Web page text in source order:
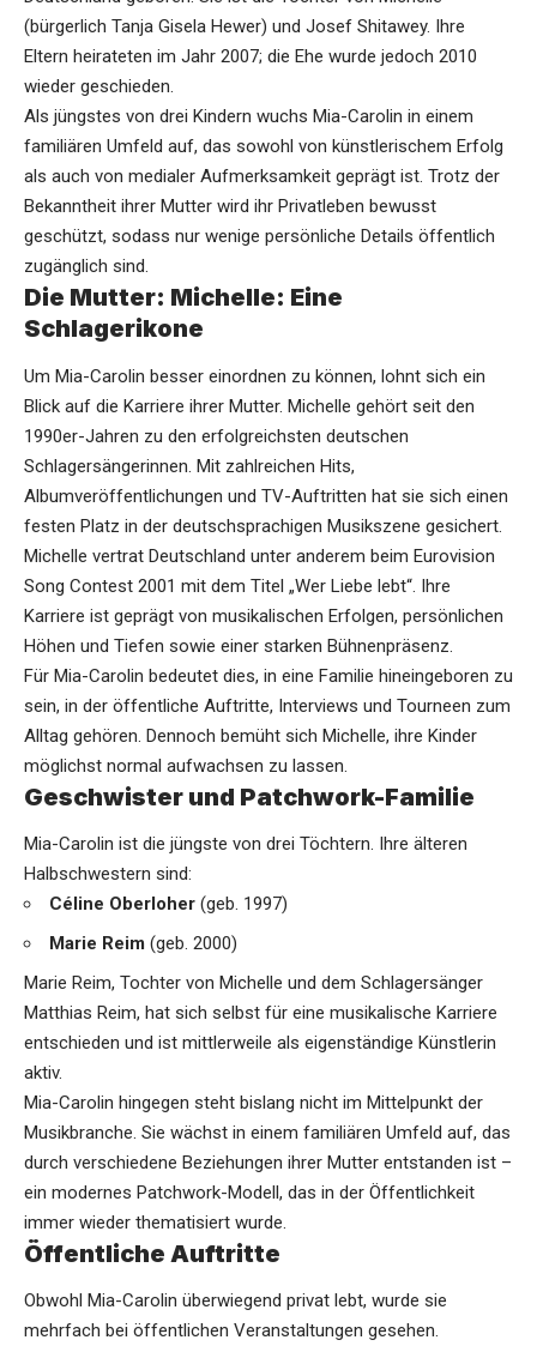
(bürgerlich Tanja Gisela Hewer) und Josef Shitawey. Ihre
Eltern heirateten im Jahr 2007; die Ehe wurde jedoch 2010
wieder geschieden.
Als jüngstes von drei Kindern wuchs Mia-Carolin in einem
familiären Umfeld auf, das sowohl von künstlerischem Erfolg
als auch von medialer Aufmerksamkeit geprägt ist. Trotz der
Bekanntheit ihrer Mutter wird ihr Privatleben bewusst
geschützt, sodass nur wenige persönliche Details öffentlich
zugänglich sind.
Die Mutter: Michelle: Eine
Schlagerikone
Um Mia-Carolin besser einordnen zu können, lohnt sich ein
Blick auf die Karriere ihrer Mutter. Michelle gehört seit den
1990er-Jahren zu den erfolgreichsten deutschen
Schlagersängerinnen. Mit zahlreichen Hits,
Albumveröffentlichungen und TV-Auftritten hat sie sich einen
festen Platz in der deutschsprachigen Musikszene gesichert.
Michelle vertrat Deutschland unter anderem beim Eurovision
Song Contest 2001 mit dem Titel „Wer Liebe lebt“. Ihre
Karriere ist geprägt von musikalischen Erfolgen, persönlichen
Höhen und Tiefen sowie einer starken Bühnenpräsenz.
Für Mia-Carolin bedeutet dies, in eine Familie hineingeboren zu
sein, in der öffentliche Auftritte, Interviews und Tourneen zum
Alltag gehören. Dennoch bemüht sich Michelle, ihre Kinder
möglichst normal aufwachsen zu lassen.
Geschwister und Patchwork-Familie
Mia-Carolin ist die jüngste von drei Töchtern. Ihre älteren
Halbschwestern sind:
Céline Oberloher (geb. 1997)
Marie Reim (geb. 2000)
Marie Reim, Tochter von Michelle und dem Schlagersänger
Matthias Reim, hat sich selbst für eine musikalische Karriere
entschieden und ist mittlerweile als eigenständige Künstlerin
aktiv.
Mia-Carolin hingegen steht bislang nicht im Mittelpunkt der
Musikbranche. Sie wächst in einem familiären Umfeld auf, das
durch verschiedene Beziehungen ihrer Mutter entstanden ist –
ein modernes Patchwork-Modell, das in der Öffentlichkeit
immer wieder thematisiert wurde.
Öffentliche Auftritte
Obwohl Mia-Carolin überwiegend privat lebt, wurde sie
mehrfach bei öffentlichen Veranstaltungen gesehen.